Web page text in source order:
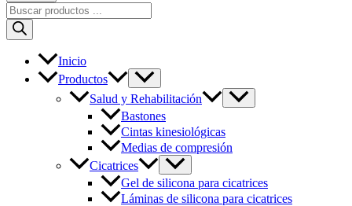
Búsqueda
de
productos
Inicio
Productos
Salud y Rehabilitación
Bastones
Cintas kinesiológicas
Medias de compresión
Cicatrices
Gel de silicona para cicatrices
Láminas de silicona para cicatrices